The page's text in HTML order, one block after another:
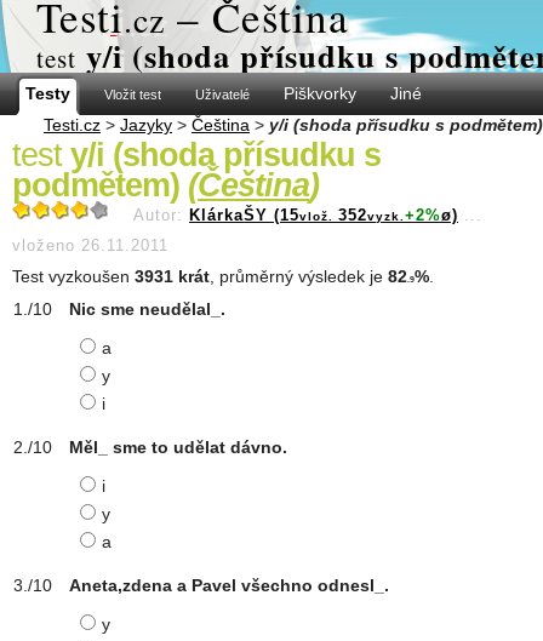
Testi.cz – Čeština
test y/i (shoda přísudku s
Testy Vložit test Uživatelé Piškvorky
Jiné
Testi.cz > Jazyky > Čeština > y/i (shoda přísudku s podmětem)
test y/i (shoda přísudku s
podmětem) (Čeština)
Autor: KlárkaŠY (15vlož. 352vyzk. +2%ø) ...
vloženo 26.11.2011
Test vyzkoušen 3931 krát , průměrný výsledek je 82 .9%
Nic sme neudělal_.
a
y
i
Měl_ sme to udělat dávno.
i
y
a
Aneta,zdena a Pavel všechno odnesl_.
y